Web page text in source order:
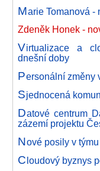
Marie Tomanová -
Zdeněk Honek -
Virtualizace a
dnešní doby
Personální změny
Sjednocená
Datové centrum
zázemí projektu
Nové posily v
Cloudový byznys